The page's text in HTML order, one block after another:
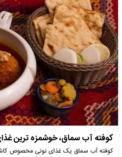
کوفته آب سماق، خوشمزه ترین
کوفته آب سماق یک غذای نونی مخصوص